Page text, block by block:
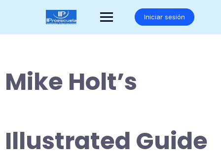
Iniciar sesión
Mike Holt’s
Illustrated Guide